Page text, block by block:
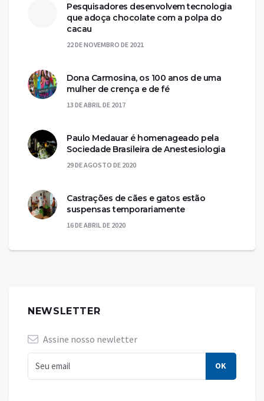
Pesquisadores desenvolvem tecnologia
que adoça chocolate com a polpa do
cacau
22 DE NOVEMBRO DE 2021
Dona Carmosina, os 100 anos de uma
mulher de crença e de fé
13 DE ABRIL DE 2017
Paulo Medauar é homenageado pela
Sociedade Brasileira de Anestesiologia
29 DE AGOSTO DE 2020
Castrações de cães e gatos estão
suspensas temporariamente
16 DE ABRIL DE 2020
NEWSLETTER
Assine nosso newletter